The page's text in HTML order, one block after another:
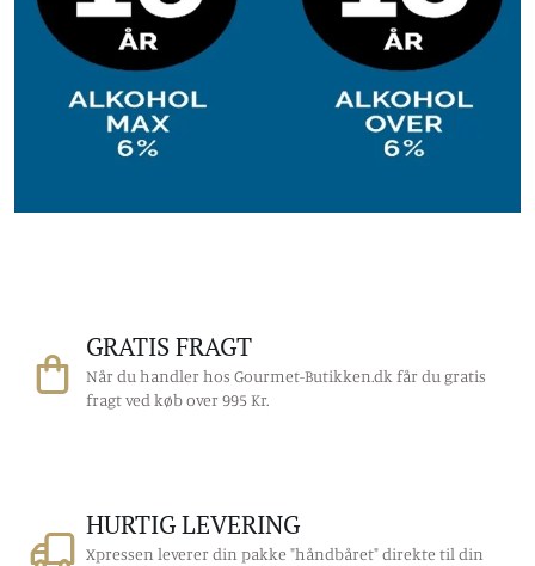
GRATIS FRAGT
Når du handler hos Gourmet-Butikken.dk får du gratis
fragt ved køb over 995 Kr.
HURTIG LEVERING
Xpressen leverer din pakke "håndbåret" direkte til din